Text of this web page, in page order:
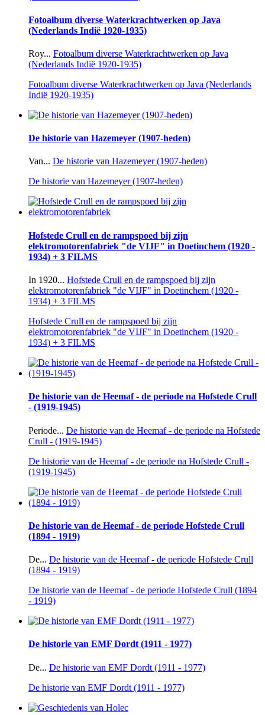
Fotoalbum diverse Waterkrachtwerken op Java
(Nederlands Indië 1920-1935)
Roy... Fotoalbum diverse Waterkrachtwerken op Java
(Nederlands Indië 1920-1935)
Fotoalbum diverse Waterkrachtwerken op Java (Nederlands
Indië 1920-1935)
De historie van Hazemeyer (1907-heden)
Van... De historie van Hazemeyer (1907-heden)
De historie van Hazemeyer (1907-heden)
Hofstede Crull en de rampspoed bij zijn
elektromotorenfabriek "de VIJF" in Doetinchem (1920 -
1934) + 3 FILMS
In 1920... Hofstede Crull en de rampspoed bij zijn
elektromotorenfabriek "de VIJF" in Doetinchem (1920 -
1934) + 3 FILMS
Hofstede Crull en de rampspoed bij zijn
elektromotorenfabriek "de VIJF" in Doetinchem (1920 -
1934) + 3 FILMS
De historie van de Heemaf - de periode na Hofstede Crull
- (1919-1945)
Periode... De historie van de Heemaf - de periode na Hofstede
Crull - (1919-1945)
De historie van de Heemaf - de periode na Hofstede Crull -
(1919-1945)
De historie van de Heemaf - de periode Hofstede Crull
(1894 - 1919)
De... De historie van de Heemaf - de periode Hofstede Crull
(1894 - 1919)
De historie van de Heemaf - de periode Hofstede Crull (1894
- 1919)
De historie van EMF Dordt (1911 - 1977)
De... De historie van EMF Dordt (1911 - 1977)
De historie van EMF Dordt (1911 - 1977)